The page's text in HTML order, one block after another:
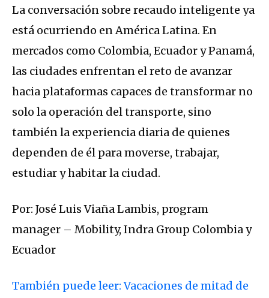
La conversación sobre recaudo inteligente ya
está ocurriendo en América Latina. En
mercados como Colombia, Ecuador y Panamá,
las ciudades enfrentan el reto de avanzar
hacia plataformas capaces de transformar no
solo la operación del transporte, sino
también la experiencia diaria de quienes
dependen de él para moverse, trabajar,
estudiar y habitar la ciudad.
Por: José Luis Viaña Lambis, program
manager – Mobility, Indra Group Colombia y
Ecuador
También puede leer: Vacaciones de mitad de